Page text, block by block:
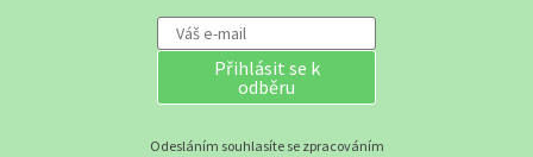
Přihlásit se k
odběru
Odesláním souhlasíte se zpracováním